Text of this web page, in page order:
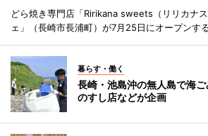
どら焼き専門店「Ririkana sweets（リリカナ
ェ」（長崎市長浦町）が7月25日にオープンする
暮らす・働く
長崎・池島沖の無人島で海
のすし店などが企画